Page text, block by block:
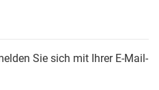
Sie sich mit Ihrer E-Mail-